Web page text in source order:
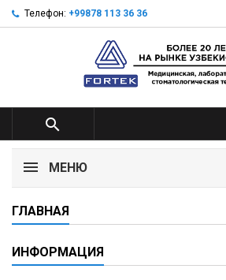
Телефон: +99878 113 36 36

МЕНЮ
ГЛАВНАЯ
ИНФОРМАЦИЯ